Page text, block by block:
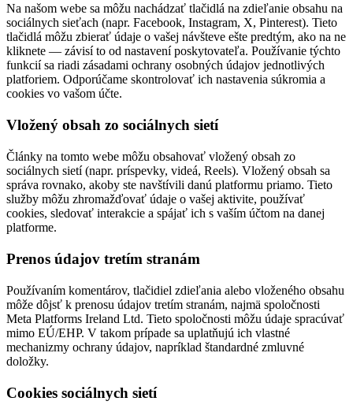
Na našom webe sa môžu nachádzať tlačidlá na zdieľanie obsahu na
sociálnych sieťach (napr. Facebook, Instagram, X, Pinterest). Tieto
tlačidlá môžu zbierať údaje o vašej návšteve ešte predtým, ako na ne
kliknete — závisí to od nastavení poskytovateľa. Používanie týchto
funkcií sa riadi zásadami ochrany osobných údajov jednotlivých
platforiem. Odporúčame skontrolovať ich nastavenia súkromia a
cookies vo vašom účte.
Vložený obsah zo sociálnych sietí
Články na tomto webe môžu obsahovať vložený obsah zo
sociálnych sietí (napr. príspevky, videá, Reels). Vložený obsah sa
správa rovnako, akoby ste navštívili danú platformu priamo. Tieto
služby môžu zhromažďovať údaje o vašej aktivite, používať
cookies, sledovať interakcie a spájať ich s vaším účtom na danej
platforme.
Prenos údajov tretím stranám
Používaním komentárov, tlačidiel zdieľania alebo vloženého obsahu
môže dôjsť k prenosu údajov tretím stranám, najmä spoločnosti
Meta Platforms Ireland Ltd. Tieto spoločnosti môžu údaje spracúvať
mimo EÚ/EHP. V takom prípade sa uplatňujú ich vlastné
mechanizmy ochrany údajov, napríklad štandardné zmluvné
doložky.
Cookies sociálnych sietí